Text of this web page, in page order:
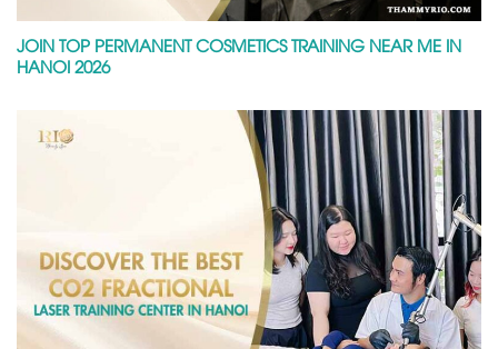
JOIN TOP PERMANENT COSMETICS TRAINING NEAR ME IN
HANOI 2026